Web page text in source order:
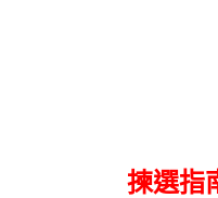
揀選指